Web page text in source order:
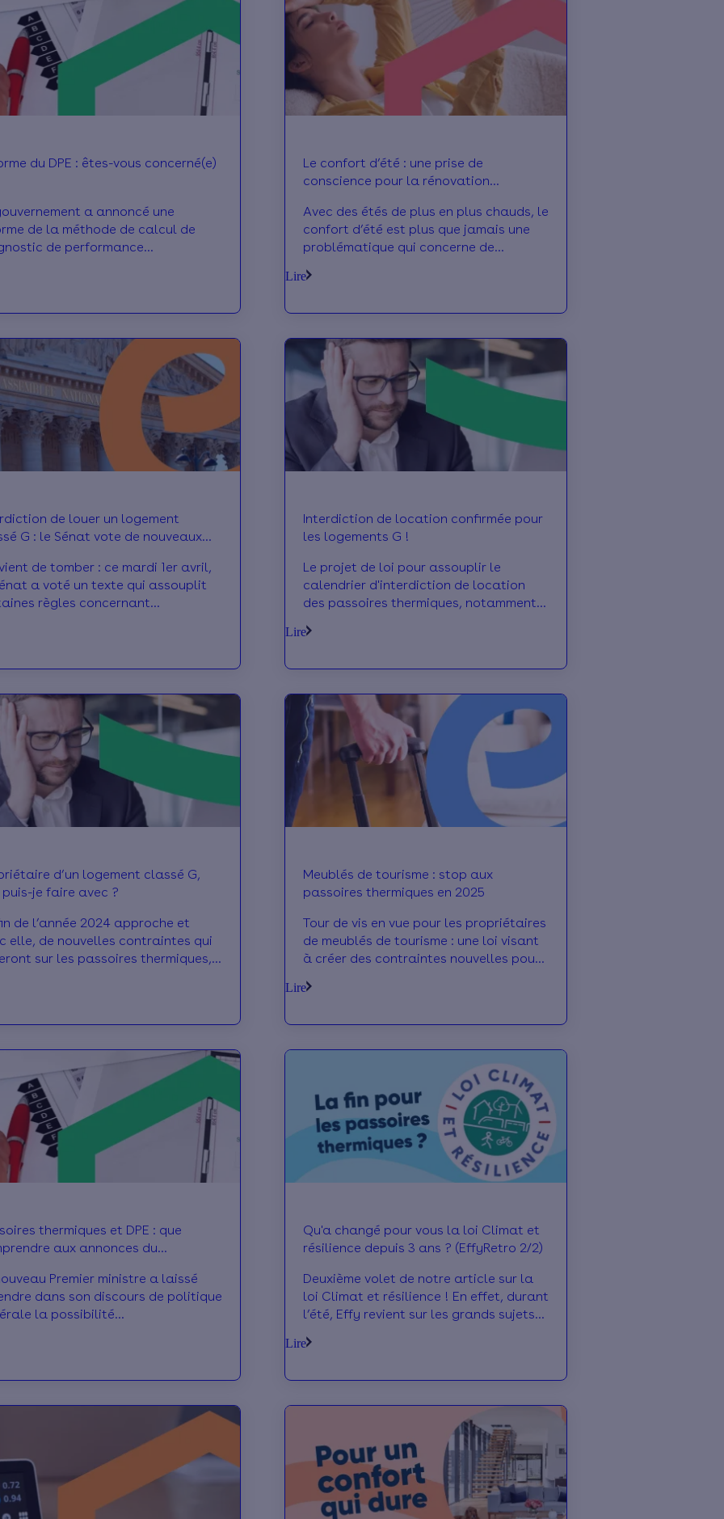
du DPE : êtes-vous concerné(e)
a annoncé une
de la méthode de calcul de
de performance
les logements chauffés à
pour votre DPE ? On vous
Le confort d’été : une prise de
conscience pour la rénovation
Avec des étés de plus en plus chauds, le
confort d’été est plus que jamais une
problématique qui concerne de
passoires thermiques. Face à cette
énergétique constitue la réponse la
plus efficace.
Lire
de louer un logement
G : le Sénat vote de nouveaux
de tomber : ce mardi 1er avril,
a voté un texte qui assouplit
règles concernant
Si vous êtes propriétaire
directement... Voici ce qui
changer.
Interdiction de location confirmée pour
les logements G !
Le projet de loi pour assouplir le
calendrier d'interdiction de location
des passoires thermiques, notamment
été rejeté. Alors aujourd'hui quelles
concerné ? Quels sont les risques en
cas de location d'un logement G ? On
vous explique tout.
Lire
d’un logement classé G,
puis-je faire avec ?
de l’année 2024 approche et
elle, de nouvelles contraintes qui
sur les passoires thermiques,
en vente, louer, transformer en
des travaux… En tant que
quelles sont les options
s'offrent à moi d’ici à début 2025 ?
Meublés de tourisme : stop aux
passoires thermiques en 2025
Tour de vis en vue pour les propriétaires
de meublés de tourisme : une loi visant
à créer des contraintes nouvelles pour
Le volet énergétique prévoit
sur le marché des meublés de tourisme
les logements classés F et G à compter
de sa promulgation. Effy fait le point
sur ces nouveautés et détaille le
calendrier pour les autres étiquettes
énergétiques.
Lire
thermiques et DPE : que
aux annonces du
Premier ministre a laissé
dans son discours de politique
la possibilité
le DPE et les passoires
ces annonces ? Effy fait le point.
Qu'a changé pour vous la loi Climat et
résilience depuis 3 ans ? (EffyRetro 2/2)
Deuxième volet de notre article sur la
loi Climat et résilience ! En effet, durant
l’été, Effy revient sur les grands sujets
de mieux que de se pencher sur la loi qui
Effy fait le point !
Lire